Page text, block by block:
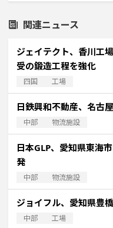
関連ニュース
ジェイテクト、香川工
受の鍛造工程を強化
四国 工場
日鉄興和不動産、名古
中部 物流施設
日本GLP、愛知県東海
発
中部 物流施設
ジョイフル、愛知県豊
中部 工場